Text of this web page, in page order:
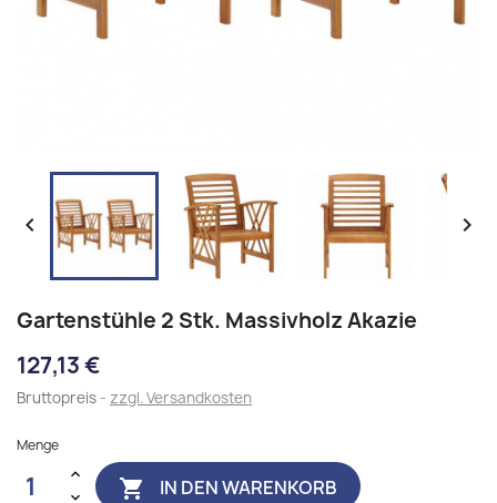
 
Gartenstühle 2 Stk. Massivholz Akazie
127,13 €
Bruttopreis zzgl. Versandkosten
Menge
 IN DEN WARENKORB